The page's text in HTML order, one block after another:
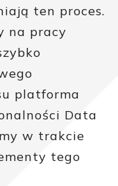
ten proces.
na pracy
platforma
Data
w trakcie
tego